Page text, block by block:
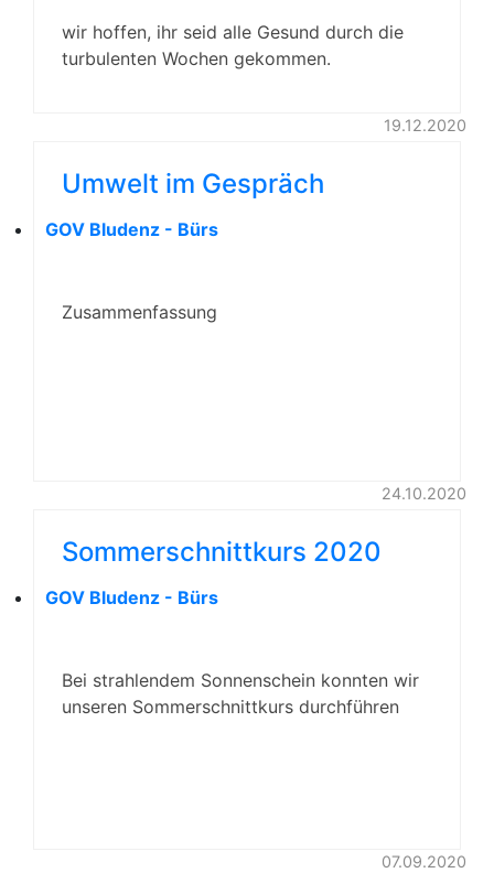
wir hoffen, ihr seid alle Gesund durch die
turbulenten Wochen gekommen.
19.12.2020
Umwelt im Gespräch
GOV Bludenz - Bürs
Zusammenfassung
24.10.2020
Sommerschnittkurs 2020
GOV Bludenz - Bürs
Bei strahlendem Sonnenschein konnten wir
unseren Sommerschnittkurs durchführen
07.09.2020